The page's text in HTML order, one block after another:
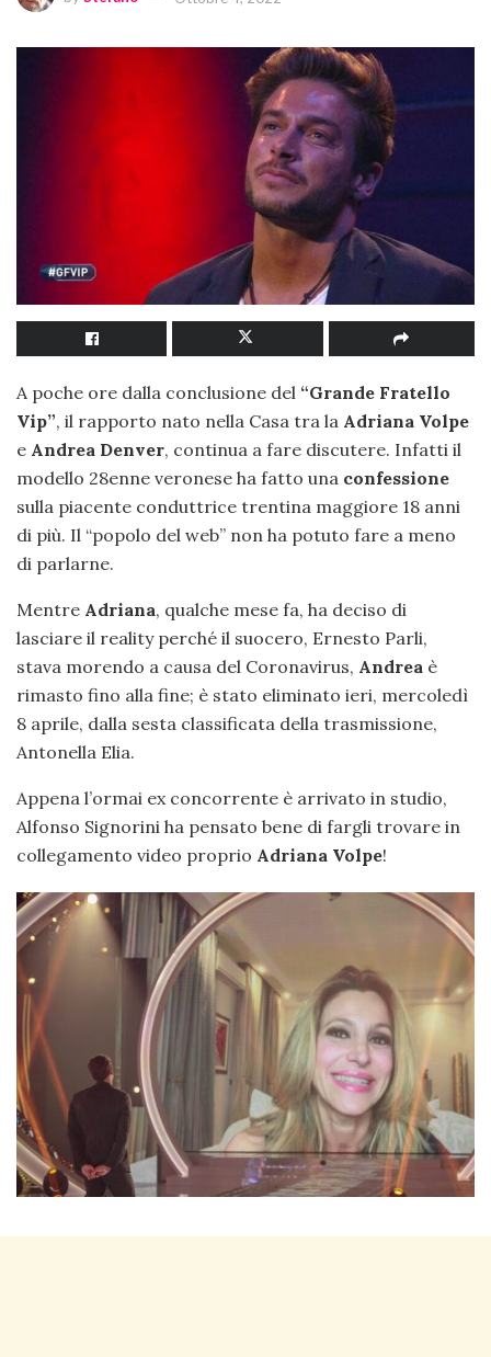
A poche ore dalla conclusione del “Grande Fratello
Vip”, il rapporto nato nella Casa tra la Adriana Volpe
e Andrea Denver, continua a fare discutere. Infatti il
modello 28enne veronese ha fatto una confessione
sulla piacente conduttrice trentina maggiore 18 anni
di più. Il “popolo del web” non ha potuto fare a meno
di parlarne.
Mentre Adriana, qualche mese fa, ha deciso di
lasciare il reality perché il suocero, Ernesto Parli,
stava morendo a causa del Coronavirus, Andrea è
rimasto fino alla fine; è stato eliminato ieri, mercoledì
8 aprile, dalla sesta classificata della trasmissione,
Antonella Elia.
Appena l’ormai ex concorrente è arrivato in studio,
Alfonso Signorini ha pensato bene di fargli trovare in
collegamento video proprio Adriana Volpe!